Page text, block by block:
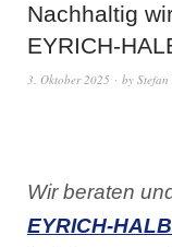
Nachhaltig
EYRICH-
3. Oktober 2025 by Stefan
Wir beraten
EYRICH-